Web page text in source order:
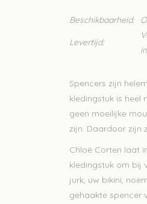
Beschikbaarheid:
Levertijd:
Spencers zijn
kledingstuk is heel
geen moeilijke
zijn. Daardoor zijn
Chloë Corten laat
kledingstuk om bij
jurk, uw bikini,
gehaakte spencer